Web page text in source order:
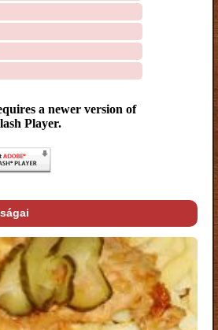
a newer version of
Player.